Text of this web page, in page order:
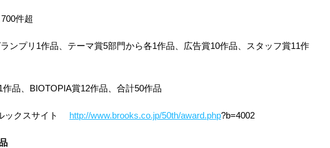
件超
ンプリ1作品、テーマ賞5部門から各1作品、広告賞10作品、スタッフ賞11作
作品、BIOTOPIA賞12作品、合計50作品
ックスサイト http://www.brooks.co.jp/50th/award.php?b=4002